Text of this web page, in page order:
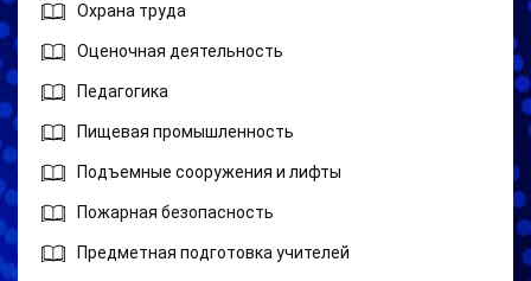
Охрана труда
Оценочная деятельность
Педагогика
Пищевая промышленность
Подъемные сооружения и лифты
Пожарная безопасность
Предметная подготовка учителей